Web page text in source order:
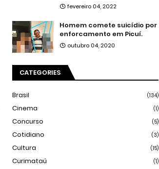
fevereiro 04, 2022
Homem comete suicídio por
enforcamento em Picuí.
outubro 04, 2020
CATEGORIES
Brasil (134)
Cinema (1)
Concurso (5)
Cotidiano (3)
Cultura (15)
Curimataú (1)